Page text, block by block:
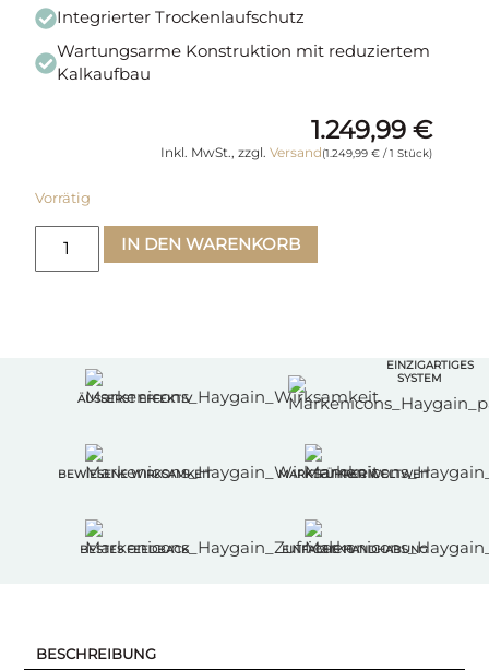
Integrierter Trockenlaufschutz
Wartungsarme Konstruktion mit reduziertem
Kalkaufbau
1.249,99 €
Inkl. MwSt., zzgl. Versand(1.249,99 €/ 1 Stück)
Vorrätig
IN DEN WARENKORB
ÄUSSERST EFFEKTIV
EINZIGARTIGES
SYSTEM
BEWIESENE WIRKSAMKEIT MARKTFÜHRER WELTWEIT
BESTES FEEDBACK EINFACHE HANDHABUNG
BESCHREIBUNG